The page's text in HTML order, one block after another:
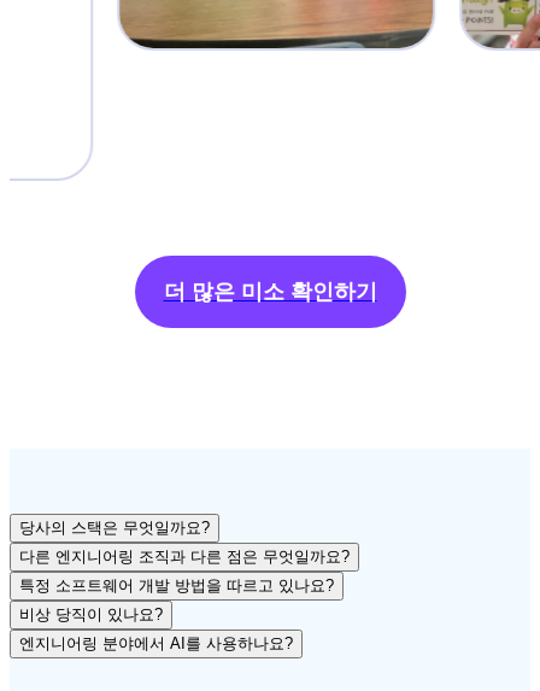
더 많은 미소 확인하기
당사의 스택은 무엇일까요?
다른 엔지니어링 조직과 다른 점은 무엇일까요?
특정 소프트웨어 개발 방법을 따르고 있나요?
비상 당직이 있나요?
엔지니어링 분야에서 AI를 사용하나요?